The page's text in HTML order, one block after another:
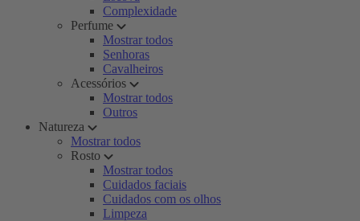
Complexidade
Perfume
Mostrar todos
Senhoras
Cavalheiros
Acessórios
Mostrar todos
Outros
Natureza
Mostrar todos
Rosto
Mostrar todos
Cuidados faciais
Cuidados com os olhos
Limpeza